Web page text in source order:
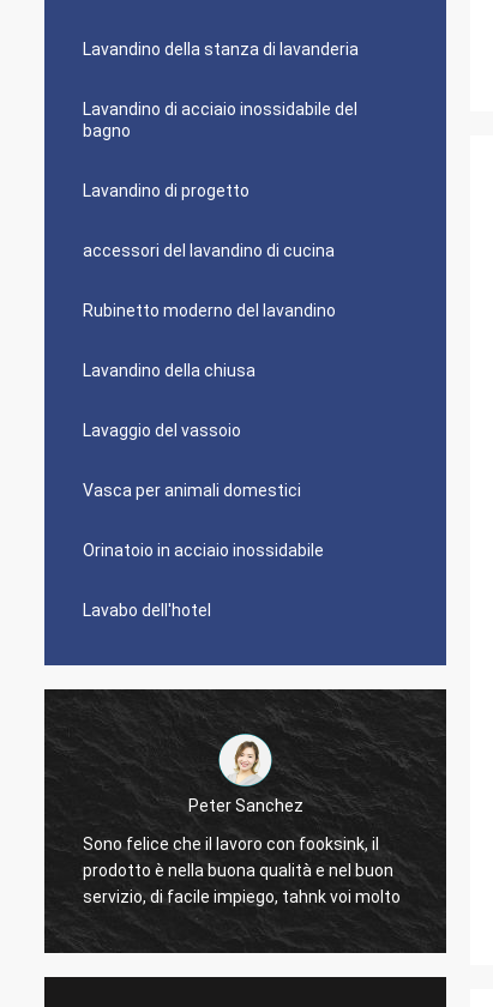
Lavandino della stanza di lavanderia
Lavandino di acciaio inossidabile del
bagno
Lavandino di progetto
accessori del lavandino di cucina
Rubinetto moderno del lavandino
Lavandino della chiusa
Lavaggio del vassoio
Vasca per animali domestici
Orinatoio in acciaio inossidabile
Lavabo dell'hotel
Peter Sanchez
Sono felice che il lavoro con fooksink, il
prodotto è nella buona qualità e nel buon
servizio, di facile impiego, tahnk voi molto